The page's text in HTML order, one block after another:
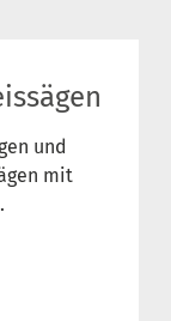
und
mit